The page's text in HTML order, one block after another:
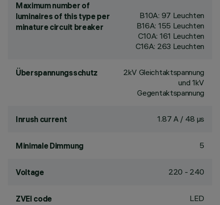
Maximum number of
luminaires of this type per
minature circuit breaker
B10A: 97 Leuchten
B16A: 155 Leuchten
C10A: 161 Leuchten
C16A: 263 Leuchten
Überspannungsschutz
2kV Gleichtaktspannung
und 1kV
Gegentaktspannung
Inrush current 1.87 A / 48 µs
Minimale Dimmung 5
Voltage 220 - 240
ZVEI code LED